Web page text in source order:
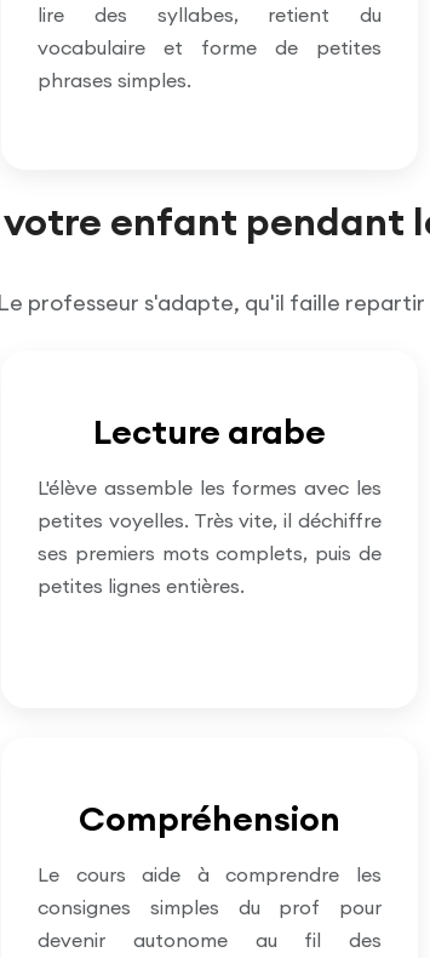
lire des syllabes, retient du
vocabulaire et forme de petites
phrases simples.
enfant pendant
professeur s'adapte, qu'il faille
Lecture arabe
L'élève assemble les formes avec les
petites voyelles. Très vite, il déchiffre
ses premiers mots complets, puis de
petites lignes entières.
Compréhension
Le cours aide à comprendre les
consignes simples du prof pour
devenir autonome au fil des